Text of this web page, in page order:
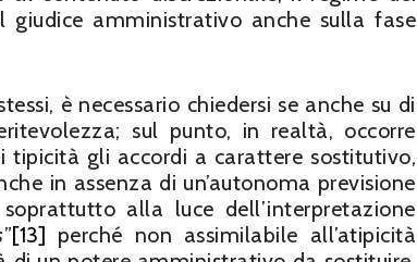
giudice amministrativo anche sulla fase
è necessario chiedersi se anche su di
sul punto, in realtà, occorre
tipicità gli accordi a carattere sostitutivo,
in assenza di un’autonoma previsione
alla luce dell’interpretazione
”[13] perché non assimilabile all’atipicità